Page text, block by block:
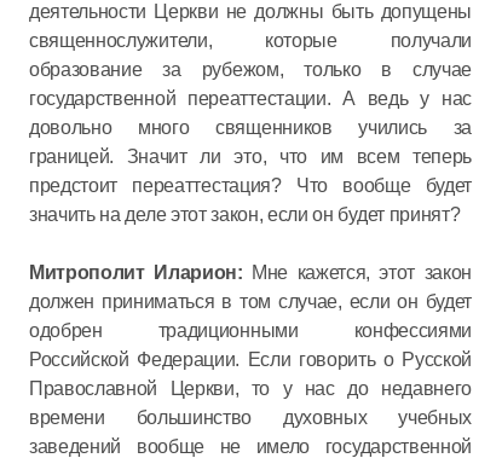
деятельности Церкви не должны быть допущены
священнослужители, которые получали
образование за рубежом, только в случае
государственной переаттестации. А ведь у нас
довольно много священников учились за
границей. Значит ли это, что им всем теперь
предстоит переаттестация? Что вообще будет
значить на деле этот закон, если он будет принят?
Митрополит Иларион: Мне кажется, этот закон
должен приниматься в том случае, если он будет
одобрен традиционными конфессиями
Российской Федерации. Если говорить о Русской
Православной Церкви, то у нас до недавнего
времени большинство духовных учебных
заведений вообще не имело государственной